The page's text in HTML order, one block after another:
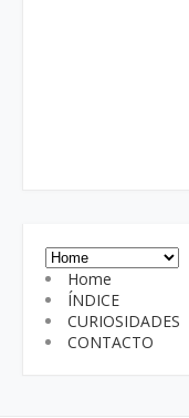
Home
ÍNDICE
CURIOSIDADES
CONTACTO